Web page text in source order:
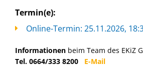
Termin(e):
Online-Termin: 25.11.2026,
Informationen beim Team des EKiZ
Tel. 0664/333 8200 E-Mail